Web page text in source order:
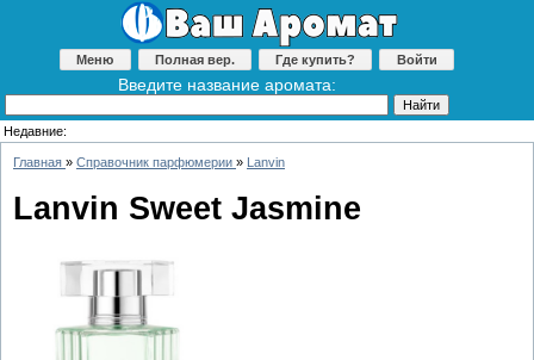
Меню Полная вер. Где купить? Войти
Введите название аромата:
Недавние:
Главная » Справочник парфюмерии » Lanvin
Lanvin Sweet Jasmine